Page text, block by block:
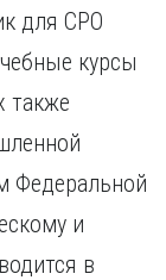
для СРО
курсы
также
Федеральной
и
в